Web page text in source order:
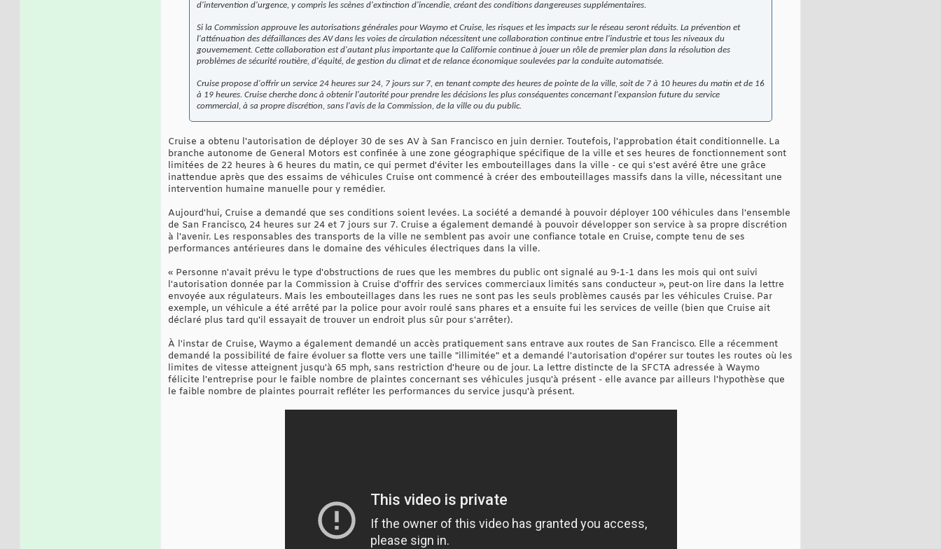
d'intervention d'urgence, y compris les scènes d'extinction d'incendie, créant des conditions dangereuses supplémentaires.
Si la Commission approuve les autorisations générales pour Waymo et Cruise, les risques et les impacts sur le réseau seront réduits. La prévention et
l'atténuation des défaillances des AV dans les voies de circulation nécessitent une collaboration continue entre l'industrie et tous les niveaux du
gouvernement. Cette collaboration est d'autant plus importante que la Californie continue à jouer un rôle de premier plan dans la résolution des
problèmes de sécurité routière, d'équité, de gestion du climat et de relance économique soulevées par la conduite automatisée.
Cruise propose d'offrir un service 24 heures sur 24, 7 jours sur 7, en tenant compte des heures de pointe de la ville, soit de 7 à 10 heures du matin et de 16
à 19 heures. Cruise cherche donc à obtenir l'autorité pour prendre les décisions les plus conséquentes concernant l'expansion future du service
commercial, à sa propre discrétion, sans l'avis de la Commission, de la ville ou du public.
Cruise a obtenu l'autorisation de déployer 30 de ses AV à San Francisco en juin dernier. Toutefois, l'approbation était conditionnelle. La
branche autonome de General Motors est confinée à une zone géographique spécifique de la ville et ses heures de fonctionnement sont
limitées de 22 heures à 6 heures du matin, ce qui permet d'éviter les embouteillages dans la ville - ce qui s'est avéré être une grâce
inattendue après que des essaims de véhicules Cruise ont commencé à créer des embouteillages massifs dans la ville, nécessitant une
intervention humaine manuelle pour y remédier.
Aujourd'hui, Cruise a demandé que ses conditions soient levées. La société a demandé à pouvoir déployer 100 véhicules dans l'ensemble
de San Francisco, 24 heures sur 24 et 7 jours sur 7. Cruise a également demandé à pouvoir développer son service à sa propre discrétion
à l'avenir. Les responsables des transports de la ville ne semblent pas avoir une confiance totale en Cruise, compte tenu de ses
performances antérieures dans le domaine des véhicules électriques dans la ville.
« Personne n'avait prévu le type d'obstructions de rues que les membres du public ont signalé au 9-1-1 dans les mois qui ont suivi
l'autorisation donnée par la Commission à Cruise d'offrir des services commerciaux limités sans conducteur », peut-on lire dans la lettre
envoyée aux régulateurs. Mais les embouteillages dans les rues ne sont pas les seuls problèmes causés par les véhicules Cruise. Par
exemple, un véhicule a été arrêté par la police pour avoir roulé sans phares et a ensuite fui les services de veille (bien que Cruise ait
déclaré plus tard qu'il essayait de trouver un endroit plus sûr pour s'arrêter).
À l'instar de Cruise, Waymo a également demandé un accès pratiquement sans entrave aux routes de San Francisco. Elle a récemment
demandé la possibilité de faire évoluer sa flotte vers une taille "illimitée" et a demandé l'autorisation d'opérer sur toutes les routes où les
limites de vitesse atteignent jusqu'à 65 mph, sans restriction d'heure ou de jour. La lettre distincte de la SFCTA adressée à Waymo
félicite l'entreprise pour le faible nombre de plaintes concernant ses véhicules jusqu'à présent - elle avance par ailleurs l'hypothèse que
le faible nombre de plaintes pourrait refléter les performances du service jusqu'à présent.